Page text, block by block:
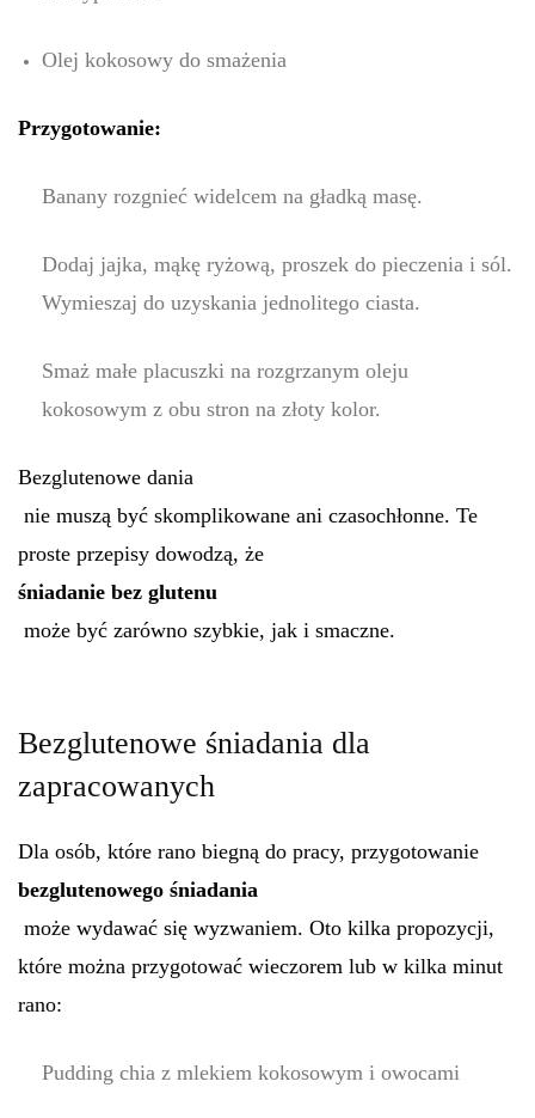
Olej kokosowy do smażenia
Przygotowanie:
Banany rozgnieć widelcem na gładką masę.
Dodaj jajka, mąkę ryżową, proszek do pieczenia i sól.
Wymieszaj do uzyskania jednolitego ciasta.
Smaż małe placuszki na rozgrzanym oleju
kokosowym z obu stron na złoty kolor.
Bezglutenowe dania
nie muszą być skomplikowane ani czasochłonne. Te
proste przepisy dowodzą, że
śniadanie bez glutenu
może być zarówno szybkie, jak i smaczne.
Bezglutenowe śniadania dla
zapracowanych
Dla osób, które rano biegną do pracy, przygotowanie
bezglutenowego śniadania
może wydawać się wyzwaniem. Oto kilka propozycji,
które można przygotować wieczorem lub w kilka minut
rano:
Pudding chia z mlekiem kokosowym i owocami